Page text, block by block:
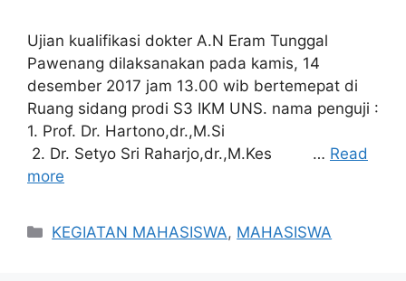
Ujian kualifikasi dokter A.N Eram Tunggal
Pawenang dilaksanakan pada kamis, 14
desember 2017 jam 13.00 wib bertemepat di
Ruang sidang prodi S3 IKM UNS. nama penguji :
1. Prof. Dr. Hartono,dr.,M.Si
2. Dr. Setyo Sri Raharjo,dr.,M.Kes … Read
more
Categories
KEGIATAN MAHASISWA, MAHASISWA